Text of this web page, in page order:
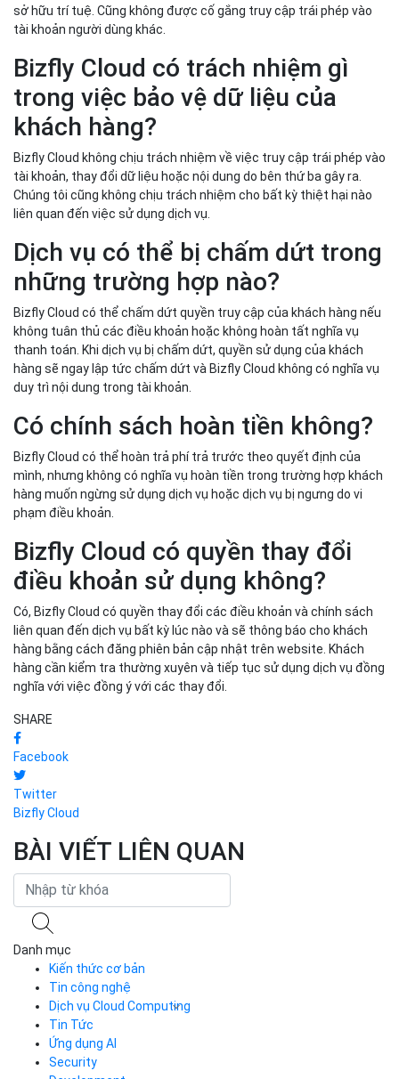
sở hữu trí tuệ. Cũng không được cố gắng truy cập trái phép vào
tài khoản người dùng khác.
Bizfly Cloud có trách nhiệm gì
trong việc bảo vệ dữ liệu của
khách hàng?
Bizfly Cloud không chịu trách nhiệm về việc truy cập trái phép vào
tài khoản, thay đổi dữ liệu hoặc nội dung do bên thứ ba gây ra.
Chúng tôi cũng không chịu trách nhiệm cho bất kỳ thiệt hại nào
liên quan đến việc sử dụng dịch vụ.
Dịch vụ có thể bị chấm dứt trong
những trường hợp nào?
Bizfly Cloud có thể chấm dứt quyền truy cập của khách hàng nếu
không tuân thủ các điều khoản hoặc không hoàn tất nghĩa vụ
thanh toán. Khi dịch vụ bị chấm dứt, quyền sử dụng của khách
hàng sẽ ngay lập tức chấm dứt và Bizfly Cloud không có nghĩa vụ
duy trì nội dung trong tài khoản.
Có chính sách hoàn tiền không?
Bizfly Cloud có thể hoàn trả phí trả trước theo quyết định của
mình, nhưng không có nghĩa vụ hoàn tiền trong trường hợp khách
hàng muốn ngừng sử dụng dịch vụ hoặc dịch vụ bị ngưng do vi
phạm điều khoản.
Bizfly Cloud có quyền thay đổi
điều khoản sử dụng không?
Có, Bizfly Cloud có quyền thay đổi các điều khoản và chính sách
liên quan đến dịch vụ bất kỳ lúc nào và sẽ thông báo cho khách
hàng bằng cách đăng phiên bản cập nhật trên website. Khách
hàng cần kiểm tra thường xuyên và tiếp tục sử dụng dịch vụ đồng
nghĩa với việc đồng ý với các thay đổi.
SHARE
Facebook
Twitter
Bizfly Cloud
BÀI VIẾT LIÊN QUAN
Danh mục
Kiến thức cơ bản
Tin công nghệ
Dịch vụ Cloud Computing
Cloud Server
CDN
Load Balancer
Tin Tức
Ứng dụng AI
Security